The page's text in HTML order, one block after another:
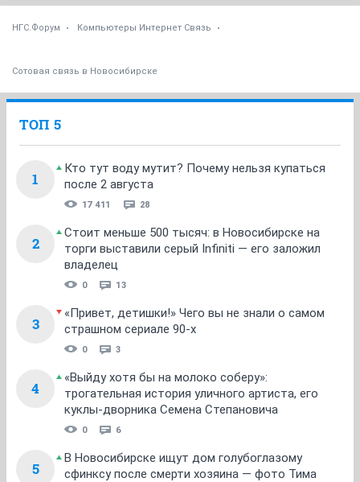
НГС.Форум Компьютеры Интернет Связь
Сотовая связь в Новосибирске
ТОП 5
1
Кто тут воду мутит? Почему нельзя купаться
после 2 августа
17 411 28
2
Стоит меньше 500 тысяч: в Новосибирске на
торги выставили серый Infiniti — его заложил
владелец
0 13
3
«Привет, детишки!» Чего вы не знали о самом
страшном сериале 90-х
0 3
4
«Выйду хотя бы на молоко соберу»:
трогательная история уличного артиста, его
куклы-дворника Семена Степановича
0 6
5
В Новосибирске ищут дом голубоглазому
сфинксу после смерти хозяина — фото Тима